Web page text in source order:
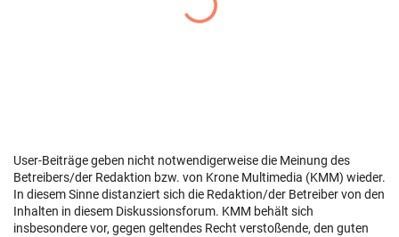
User-Beiträge geben nicht notwendigerweise die Meinung des
Betreibers/der Redaktion bzw. von Krone Multimedia (KMM) wieder.
In diesem Sinne distanziert sich die Redaktion/der Betreiber von den
Inhalten in diesem Diskussionsforum. KMM behält sich
insbesondere vor, gegen geltendes Recht verstoßende, den guten